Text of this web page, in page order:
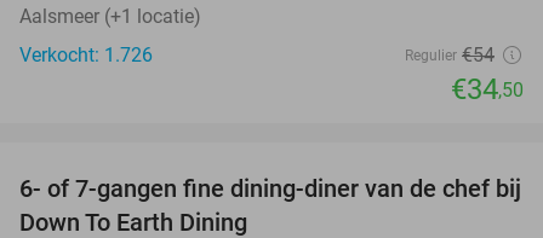
Aalsmeer (+1 locatie)
Verkocht: 1.726
Regulier €54
€34,50
36%
6- of 7-gangen fine dining-diner van de chef bij
Down To Earth Dining